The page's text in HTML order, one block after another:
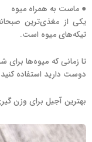
● ماست به همراه میوه
یکی از مغذی‌ترین
تیکه‌های میوه است.
تا زمانی که میوه‌ها برای
دوست دارید استفاده
بهترین آجیل برای وزن